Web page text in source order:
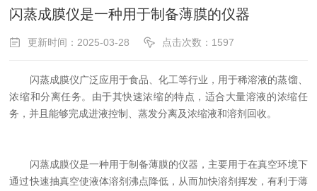
闪蒸成膜仪是一种用于制备薄膜的仪器
更新时间：2025-03-28 点击次数：1597
‌闪蒸成膜仪‌广泛应用于食品、化工等行业，用于稀溶液的蒸馏、
浓缩和分离任务。由于其快速浓缩的特点，适合大量溶液的浓缩任
务，并且能够完成进液控制、蒸发分离及浓缩液和溶剂回收‌。
‌闪蒸成膜仪‌是一种用于制备薄膜的仪器，主要用于在真空环境下
通过快速抽真空使液体溶剂沸点降低，从而加快溶剂挥发，有利于薄